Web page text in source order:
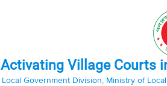
Activating Village Courts
Local Government Division, Ministry of